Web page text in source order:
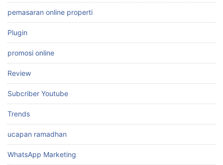
pemasaran online properti
Plugin
promosi online
Review
Subcriber Youtube
Trends
ucapan ramadhan
WhatsApp Marketing